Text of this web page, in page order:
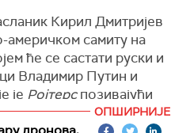
прецизирао је
након састанка,
унутар делегација, а
доручка. Након
ће одржати
Кирил Дмитријев
америчком самиту на
ће се састати руски и
Владимир Путин и
је Ројтерспозивајући
ОПШИРНИЈЕ